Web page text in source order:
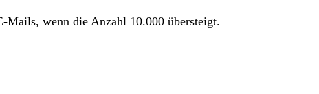
Mails, wenn die Anzahl 10.000 übersteigt.